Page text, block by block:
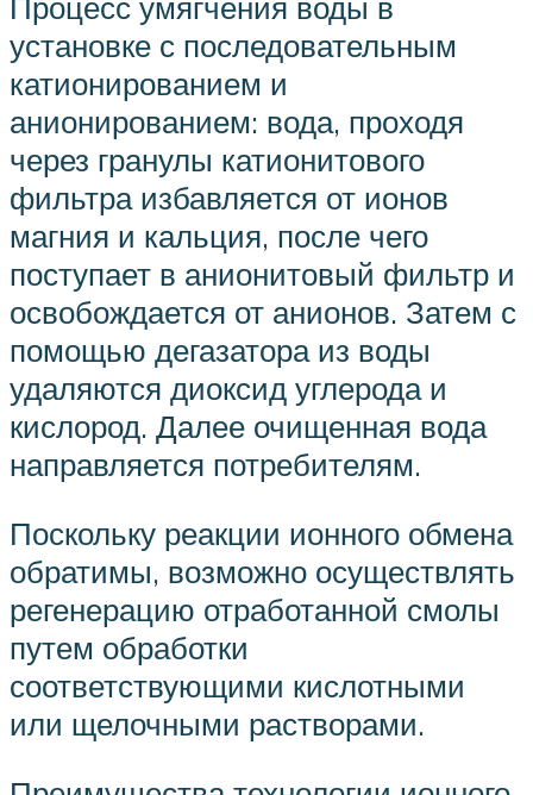
установке с последовательным
катионированием и
анионированием: вода, проходя
через гранулы катионитового
фильтра избавляется от ионов
магния и кальция, после чего
поступает в анионитовый фильтр и
освобождается от анионов. Затем с
помощью дегазатора из воды
удаляются диоксид углерода и
кислород. Далее очищенная вода
направляется потребителям.
Поскольку реакции ионного обмена
обратимы, возможно осуществлять
регенерацию отработанной смолы
путем обработки
соответствующими кислотными
или щелочными растворами.